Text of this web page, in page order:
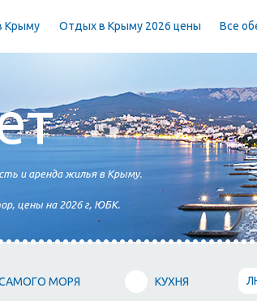
Крыму Отдых в Крыму 2026 цены Все
и аренда жилья в Крыму.
цены на 2026 г, ЮБК.
МОРЯ КУХНЯ